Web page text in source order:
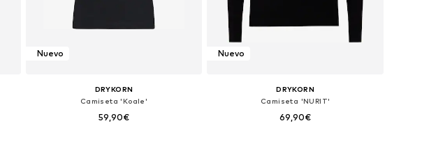
Nuevo
DRYKORN
Camiseta 'Koale'
59,90€
Nuevo
DRYKORN
Camiseta 'NURIT'
69,90€